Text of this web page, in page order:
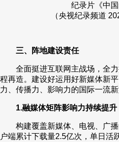
纪录片《中国
（央视纪录频道
三、阵地建设责任
全面挺进互联网主战场，全力
程再造。建设好运用好新媒体新
力、传播力、影响力的国际一流新
1.融媒体矩阵影响力持续提升
构建覆盖新媒体、电视、广播
户端累计下载量2.5亿次，单日活